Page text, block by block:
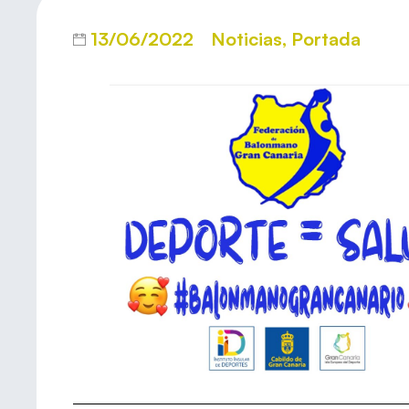
13/06/2022 Noticias, Portada